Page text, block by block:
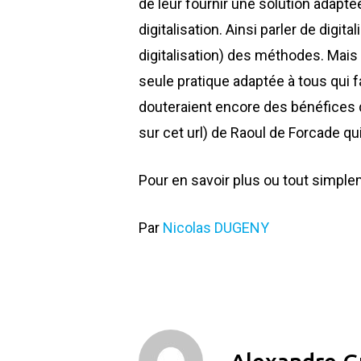
de leur fournir une solution
digitalisation. Ainsi parler de
digitalisation) des méthodes.
seule pratique adaptée à tous qui
douteraient encore des bénéfices
sur cet url) de Raoul de Forcade
Pour en savoir plus ou tout
Par Nicolas DUGENY